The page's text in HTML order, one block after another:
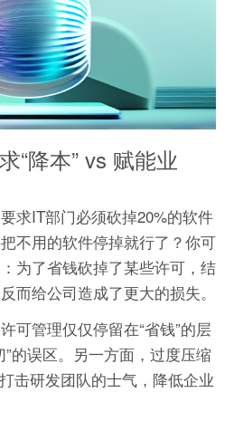
“降本” vs 赋能业
求IT部门必须砍掉20%的软件
不用的软件停掉就行了？你可
为了省钱砍掉了某些许可，结
而给公司造成了更大的损失。
许可管理仅仅停留在“省钱”的层
的误区。另一方面，过度压缩
击研发团队的士气，降低企业